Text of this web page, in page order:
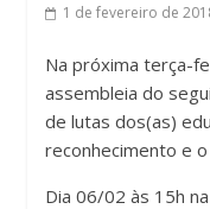
1 de fevereiro de
Na próxima terça-
assembleia do
de lutas dos(as)
reconhecimento e
Dia 06/02 às 15h